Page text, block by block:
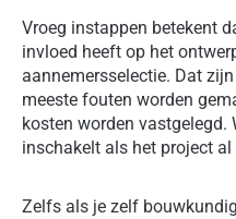
Vroeg instappen betekent
invloed heeft op het
aannemersselectie. Dat
meeste fouten worden
kosten worden vastgelegd.
inschakelt als het project
Zelfs als je zelf